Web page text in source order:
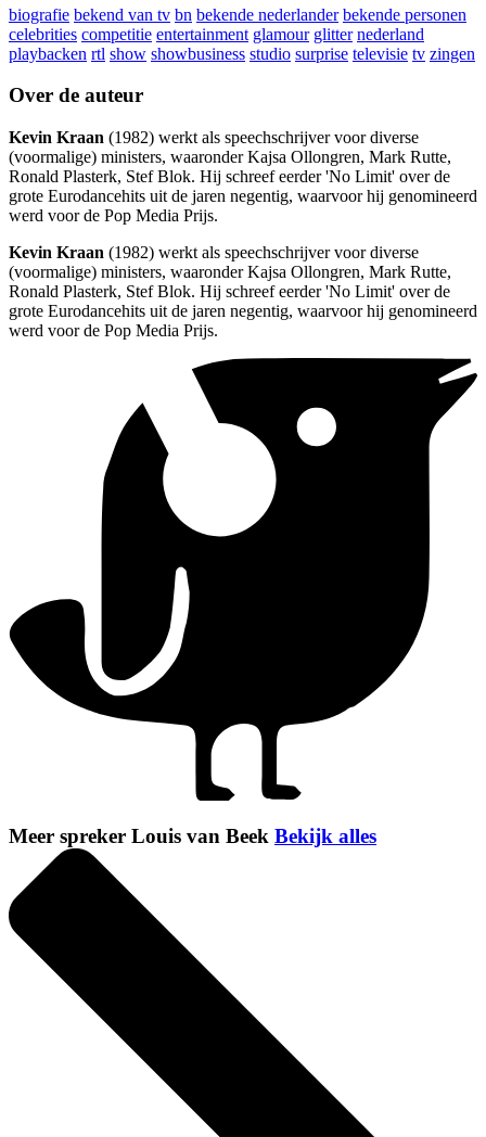
biografie bekend van tv bn bekende nederlander bekende personen
celebrities competitie entertainment glamour glitter nederland
playbacken rtl show showbusiness studio surprise televisie tv zingen
Over de auteur
Kevin Kraan (1982) werkt als speechschrijver voor diverse
(voormalige) ministers, waaronder Kajsa Ollongren, Mark Rutte,
Ronald Plasterk, Stef Blok. Hij schreef eerder 'No Limit' over de
grote Eurodancehits uit de jaren negentig, waarvoor hij genomineerd
werd voor de Pop Media Prijs.
Kevin Kraan (1982) werkt als speechschrijver voor diverse
(voormalige) ministers, waaronder Kajsa Ollongren, Mark Rutte,
Ronald Plasterk, Stef Blok. Hij schreef eerder 'No Limit' over de
grote Eurodancehits uit de jaren negentig, waarvoor hij genomineerd
werd voor de Pop Media Prijs.
Meer spreker Louis van Beek Bekijk alles